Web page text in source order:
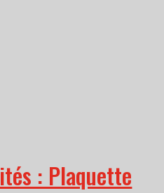
: Plaquette